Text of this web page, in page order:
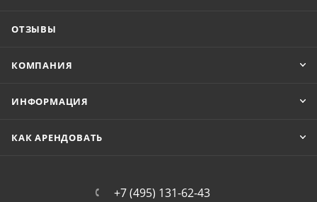
ОТЗЫВЫ
КОМПАНИЯ
ИНФОРМАЦИЯ
КАК АРЕНДОВАТЬ
+7 (495) 131-62-43